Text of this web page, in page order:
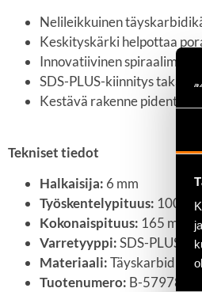
Nelileikkuinen
Keskityskärki helpottaa
Innovatiivinen
SDS-PLUS-kiinnitys takaa
Kestävä rakenne pidentää
Tekniset tiedot
Halkaisija: 6 mm
Työskentelypituus: 100
Kokonaispituus: 165 mm
Varretyyppi:SDS-PLUS
Materiaali:
Tuotenumero: B-57978